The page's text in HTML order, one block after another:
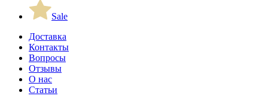
Sale
Доставка
Контакты
Вопросы
Отзывы
О нас
Статьи